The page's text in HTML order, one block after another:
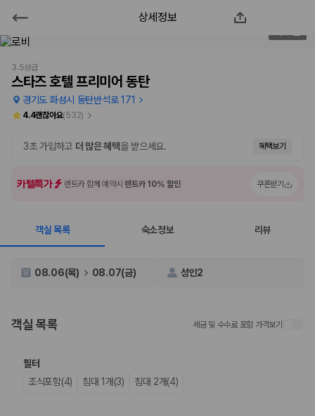
스타즈 호텔 프리미어 동탄
2000만 이용고객이 선택한 제주 렌트카 가격비교 플랫폼
제주렌트카 가격비교는 카모아에서 한 번에
제주도 렌트카는 업체마다 차량 가격, 보험 조건, 면책금, 보상 한도, 인수
장소, 취소 규정이 다릅니다. 카모아는 여러 제주 렌트카 업체의 조건을 한
업체별 가격비교:
제주 렌트카 업체별 실시간 예약 가능 차량과 요금
차종별 최저가 비교:
인원에 맞는 차종별 가격을 비교합니다.
보험 조건 비교:일반자차, 완전자차, 슈퍼자차의 면책금과 보상 한
상세정보
3.5성급
스타즈 호텔 프리미어 동탄
경기도 화성시 동탄반석로 171
4.4괜찮아요(532)
3초 가입하고 더 많은 혜택을 받으세요. 혜택보기
카텔특가 렌트카 함께 예약시렌트카 10% 할인 쿠폰받기
객실 목록 숙소정보 리뷰
08.06(목) 08.07(금) 성인2
객실 목록 세금 및 수수료 포함 가격보기
필터
조식포함(4)
침대 1개(3) 침대 2개(4)